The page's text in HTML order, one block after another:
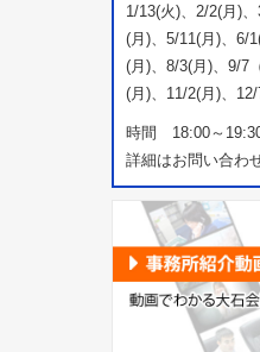
1/13(火)、2/2(月)
(月)、5/11(月)、6/
(月)、8/3(月)、9/7
(月)、11/2(月)、
時間 18:00～
詳細はお問い合わ